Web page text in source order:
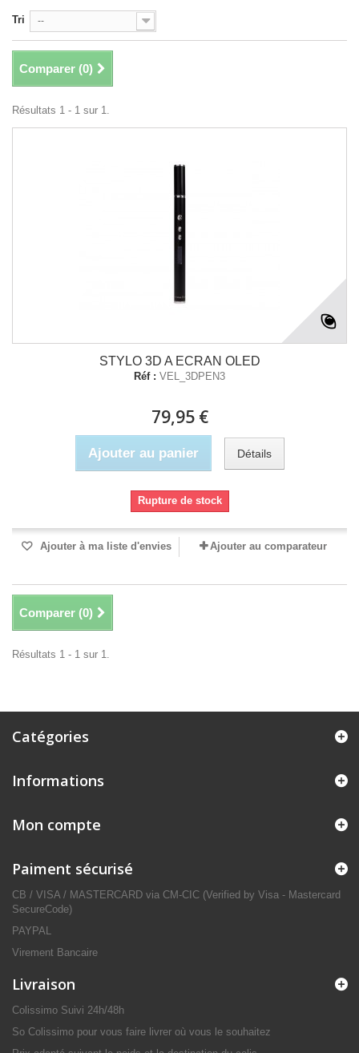
Tri --
Comparer (0)
Résultats 1 - 1 sur 1.
STYLO 3D A ECRAN OLED
Réf : VEL_3DPEN3
79,95 €
Ajouter au panier Détails
Rupture de stock
Ajouter à ma liste d'envies Ajouter au comparateur
Comparer (0)
Résultats 1 - 1 sur 1.
Catégories
Informations
Mon compte
Paiment sécurisé
CB / VISA / MASTERCARD via CM-CIC (Verified by Visa - Mastercard
SecureCode)
PAYPAL
Virement Bancaire
Livraison
Colissimo Suivi 24h/48h
So Colissimo pour vous faire livrer où vous le souhaitez